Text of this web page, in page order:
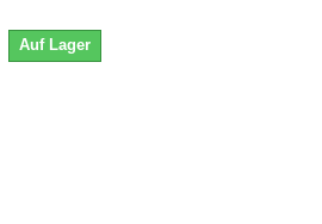
Auf Lager